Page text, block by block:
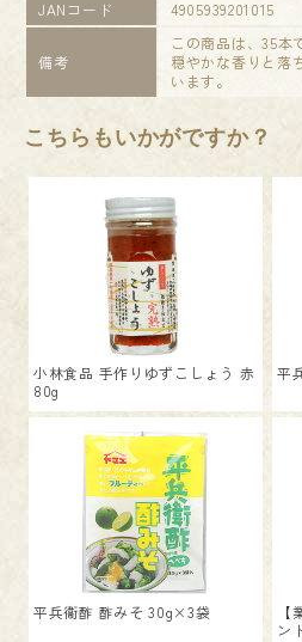
JANコード
4905939201015
備考
この商品は、35本
穏やかな香りと落
います。
こちらもいかがですか？
小林食品 手作りゆずこしょう 赤
80g
平
平兵衞酢 酢みそ 30g×3袋
ン